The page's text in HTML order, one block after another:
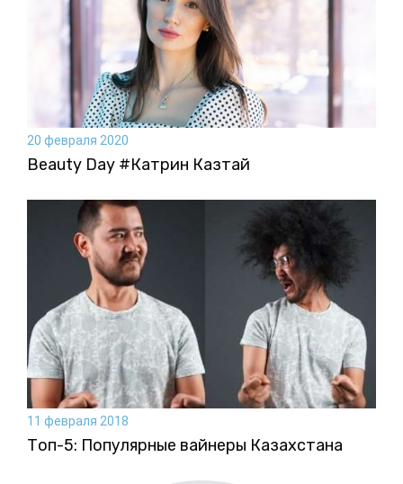
20 февраля 2020
Beauty Day #Катрин Казтай
11 февраля 2018
Топ-5: Популярные вайнеры Казахстана